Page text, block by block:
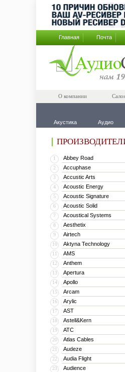
Главная Почта
О компании
Акустика Аудио
1 Abbey Road
2 Accuphase
3 Accustic Arts
4 Acoustic Energy
5 Acoustic Signature
6 Acoustic Solid
7 Acoustical Systems
8 Aesthetix
9 Airtech
10 Aktyna Technology
11 AMS
12 Anthem
13 Apertura
14 Apollo
15 Arcam
16 Arylic
17 AST
18 Astell&Kern
19 ATC
20 Atlas Cables
21 Audeze
22 Audia Flight
23 Audience